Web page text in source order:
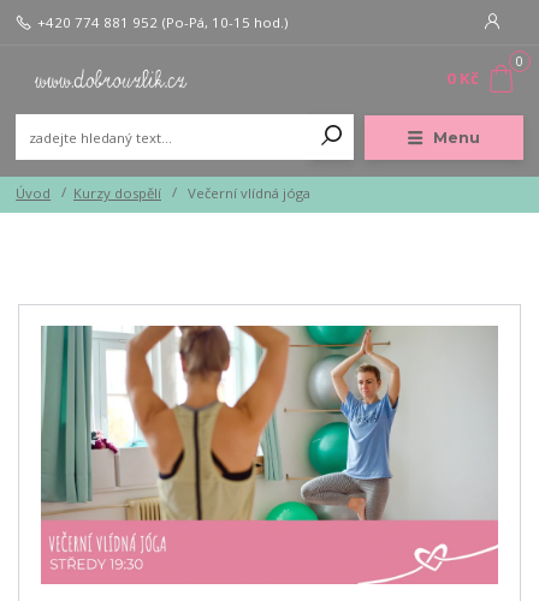
Menu
+420 774 881 952 (Po-Pá, 10-15 hod.)
0
0 Kč
Úvod Kurzy dospělí Večerní vlídná jóga